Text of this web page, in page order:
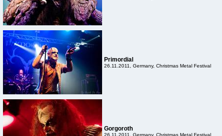
Primordial
26.11.2011, Germany, Christmas Metal Festival
Gorgoroth
26.11.2011, Germany, Christmas Metal Festival